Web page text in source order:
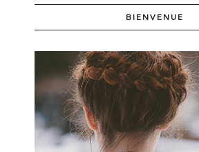
BIENVENUE